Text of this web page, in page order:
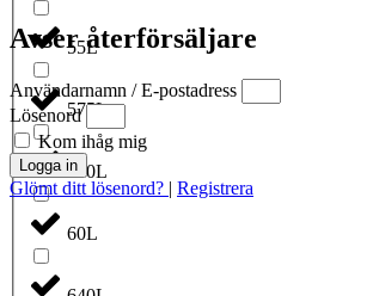
55L
575L
600L
60L
Avser återförsäljare
Användarnamn / E-postadress
Lösenord
Kom ihåg mig
Logga in
Glömt ditt lösenord? | Registrera